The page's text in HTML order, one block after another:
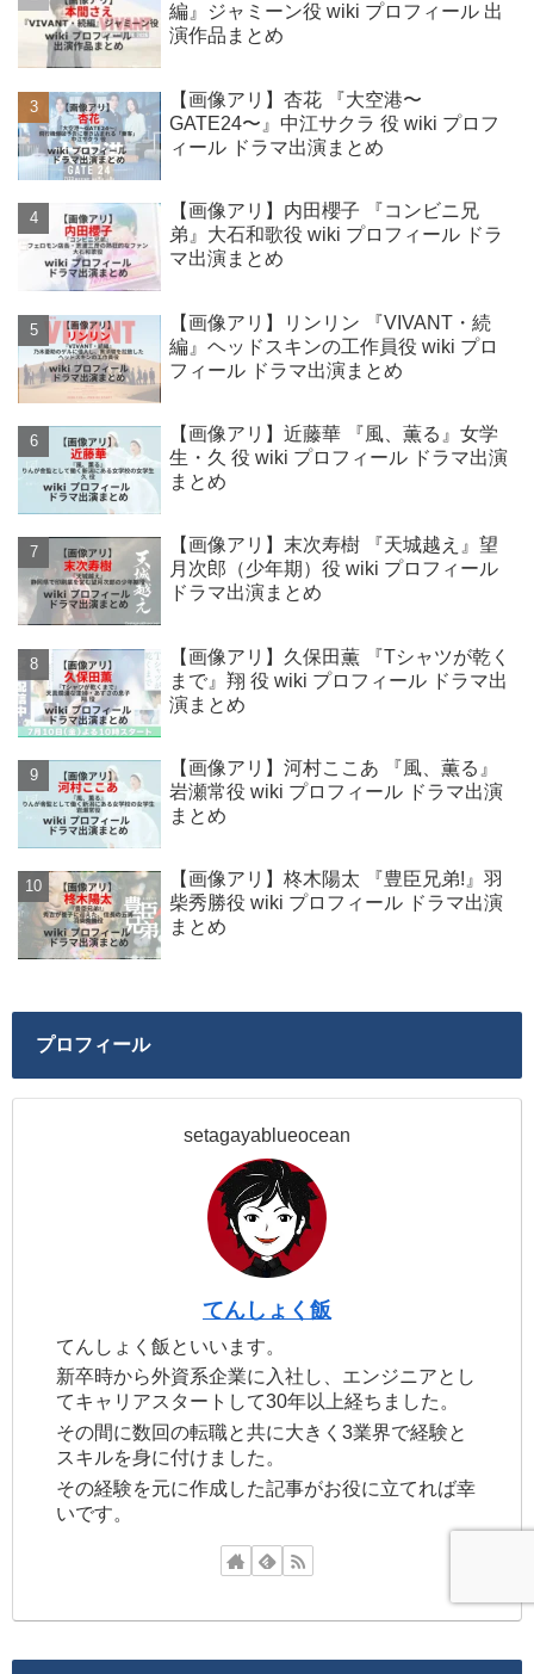
編』ジャミーン役 wiki プロフィール 出
演作品まとめ
【画像アリ】杏花 『大空港〜
GATE24〜』中江サクラ 役 wiki プロフ
ィール ドラマ出演まとめ
【画像アリ】内田櫻子 『コンビニ兄
弟』大石和歌役 wiki プロフィール ドラ
マ出演まとめ
【画像アリ】リンリン 『VIVANT・続
編』ヘッドスキンの工作員役 wiki プロ
フィール ドラマ出演まとめ
【画像アリ】近藤華 『風、薫る』女学
生・久 役 wiki プロフィール ドラマ出演
まとめ
【画像アリ】末次寿樹 『天城越え』望
月次郎（少年期）役 wiki プロフィール
ドラマ出演まとめ
【画像アリ】久保田薫 『Tシャツが乾く
まで』翔 役 wiki プロフィール ドラマ出
演まとめ
【画像アリ】河村ここあ 『風、薫る』
岩瀬常役 wiki プロフィール ドラマ出演
まとめ
【画像アリ】柊木陽太 『豊臣兄弟!』羽
柴秀勝役 wiki プロフィール ドラマ出演
まとめ
プロフィール
setagayablueocean
てんしょく飯
てんしょく飯といいます。
新卒時から外資系企業に入社し、エンジニアとし
てキャリアスタートして30年以上経ちました。
その間に数回の転職と共に大きく3業界で経験と
スキルを身に付けました。
その経験を元に作成した記事がお役に立てれば幸
いです。